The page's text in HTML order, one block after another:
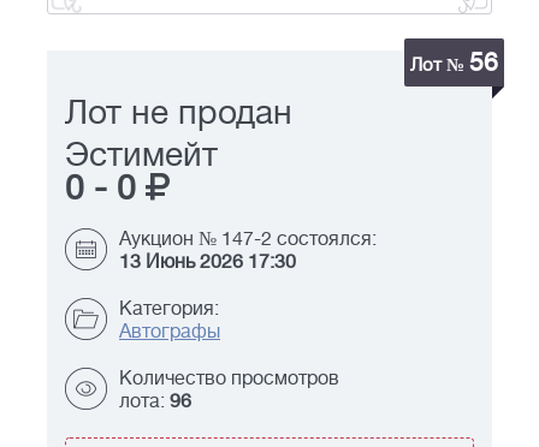
Лот № 56
Лот не продан
Эстимейт
0 - 0
Аукцион № 147-2 состоялся:
13 Июнь 2026 17:30
Категория:
Автографы
Количество просмотров
лота: 96